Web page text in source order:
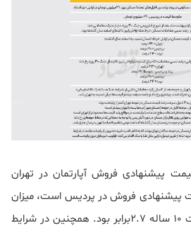
پیشنهادی فروش آپارتمان در تهران
پیشنهادی فروش در پردیس است، میزان
این نسبت در بازه بلندمدت 10 ساله 2.7برابر بود. همچنین در شرایط